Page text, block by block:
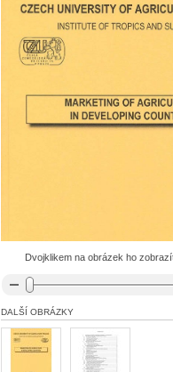
Dvojklikem na obrázek ho
DALŠÍ OBRÁZKY